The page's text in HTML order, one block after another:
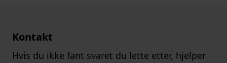
Kontakt
Hvis du ikke fant svaret du lette etter, hjelper